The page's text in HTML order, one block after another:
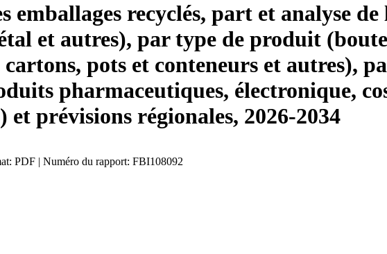
emballages recyclés, part et analyse
et autres), par type de produit
pots et conteneurs et autres),
pharmaceutiques, électronique,
et prévisions régionales, 2026-2034
PDF | Numéro du rapport: FBI108092